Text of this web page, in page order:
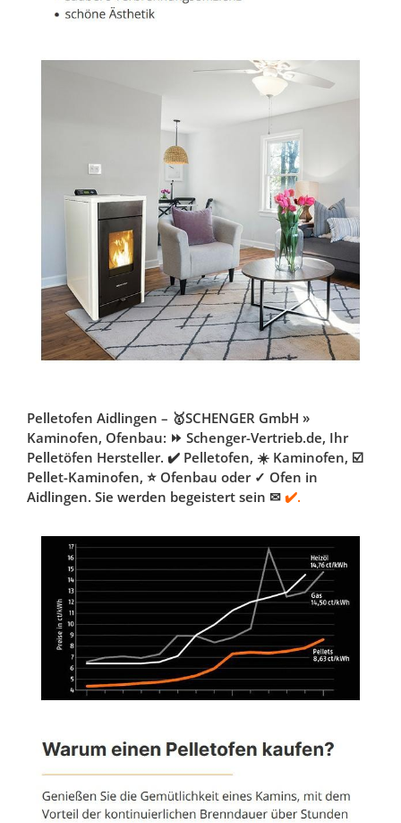
Pelletofen Aidlingen – 🥇SCHENGER GmbH »
Kaminofen, Ofenbau: ⏩ Schenger-Vertrieb.de, Ihr
Pelletöfen Hersteller. ✔️ Pelletofen, ☀️ Kaminofen, ☑️
Pellet-Kaminofen, ⭐ Ofenbau oder ✓ Ofen in
Aidlingen. Sie werden begeistert sein ✉ ✔️.